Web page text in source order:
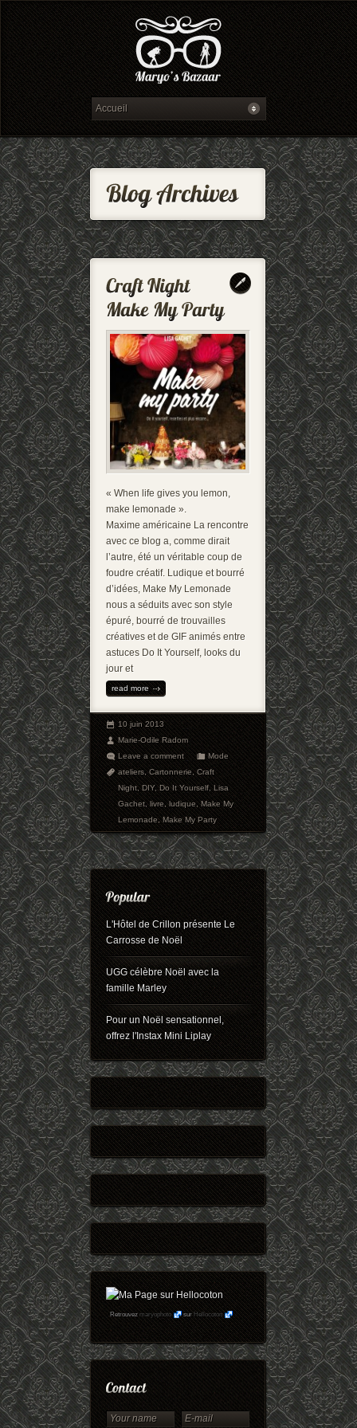
« When life gives you lemon,
make lemonade ».
Maxime américaine La rencontre
avec ce blog a, comme dirait
l’autre, été un véritable coup de
foudre créatif. Ludique et bourré
d’idées, Make My Lemonade
nous a séduits avec son style
épuré, bourré de trouvailles
créatives et de GIF animés entre
astuces Do It Yourself, looks du
jour et
read more
10 juin 2013
Marie-Odile Radom
Leave a comment
Mode
ateliers,Cartonnerie,Craft
Night,DIY,Do It Yourself,Lisa
Gachet,livre,ludique,Make My
Lemonade,Make My Party
L'Hôtel de Crillon présente Le
Carrosse de Noël
UGG célèbre Noël avec la
famille Marley
Pour un Noël sensationnel,
offrez l'Instax Mini Liplay
Retrouvezmaryophoto surHellocoton